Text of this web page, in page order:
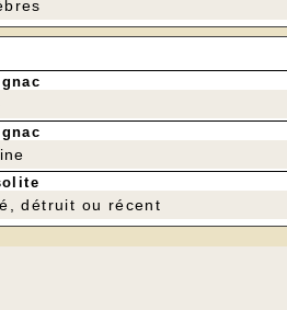
détruit ou récent